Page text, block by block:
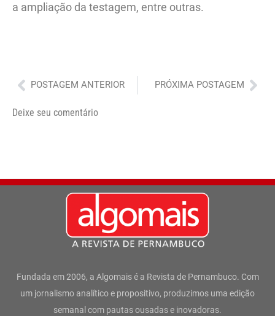
a ampliação da testagem, entre outras.
Anterior
POSTAGEM ANTERIOR PRÓXIMA POSTAGEM
Deixe seu comentário
Fundada em 2006, a Algomais é a Revista de Pernambuco. Com
um jornalismo analítico e propositivo, produzimos uma edição
semanal com pautas ousadas e inovadoras.